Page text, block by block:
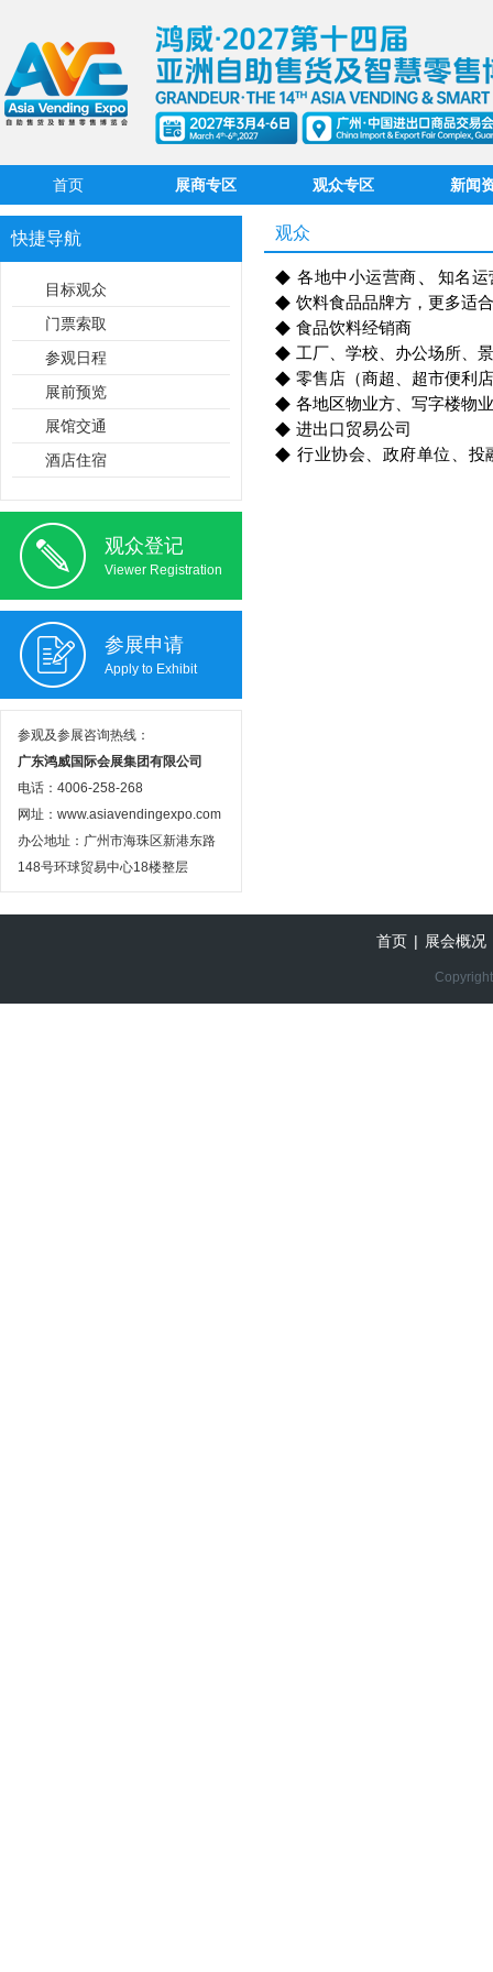
首页 展商专区 观众专区 新闻
快捷导航
目标观众
门票索取
参观日程
展前预览
展馆交通
酒店住宿
观众登记
Viewer Registration
参展申请
Apply to Exhibit
参观及参展咨询热线：
广东鸿威国际会展集团有限公司
电话：4006-258-268
网址：www.asiavendingexpo.com
办公地址：广州市海珠区新港东路
148号环球贸易中心18楼整层
观众
◆各地中小运营商、 知名
◆ 饮料食品品牌方，更多适
◆ 食品饮料经销商
◆ 工厂、学校、办公场所、
◆ 零售店（商超、超市便利
◆ 各地区物业方、写字楼物
◆ 进出口贸易公司
◆行业协会、政府单位、投
首页 | 展会概况